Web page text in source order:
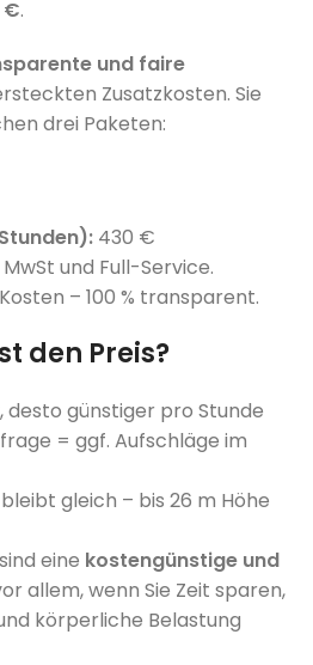
€.
und faire
Zusatzkosten. Sie
drei Paketen:
430 €
MwSt und Full-Service.
– 100 % transparent.
den Preis?
desto günstiger pro Stunde
= ggf. Aufschläge im
gleich – bis 26 m Höhe
sind eine kostengünstige und
allem, wenn Sie Zeit sparen,
körperliche Belastung